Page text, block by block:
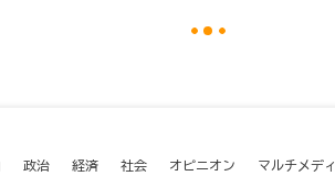
政治 経済 社会 オピニオン マルチメデ